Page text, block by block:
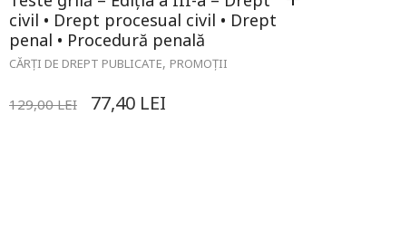
civil • Drept procesual civil • Drept
penal • Procedură penală
CĂRȚI DE DREPT PUBLICATE, PROMOȚII
129,00LEI 77,40 LEI